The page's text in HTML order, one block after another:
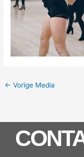
← Vorige Media